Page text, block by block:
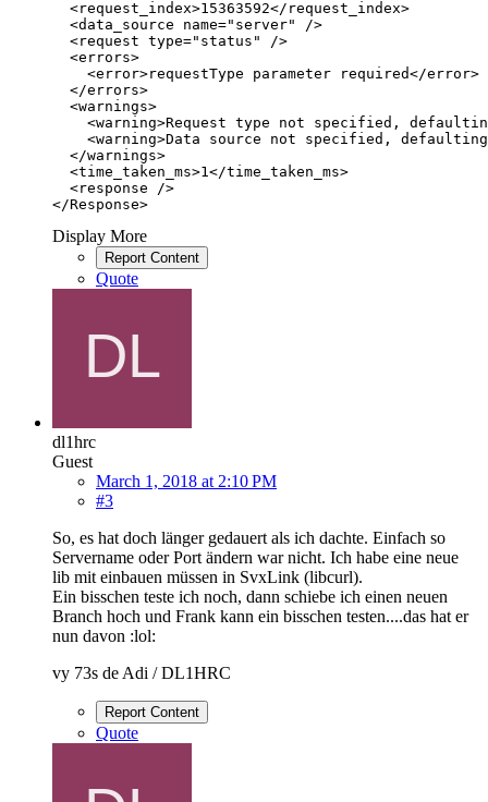
</Response>
Display More
Report Content
Quote
dl1hrc
Guest
March 1, 2018 at 2:10 PM
#3
So, es hat doch länger gedauert als ich dachte. Einfach so
Servername oder Port ändern war nicht. Ich habe eine neue
lib mit einbauen müssen in SvxLink (libcurl).
Ein bisschen teste ich noch, dann schiebe ich einen neuen
Branch hoch und Frank kann ein bisschen testen....das hat er
nun davon :lol:
vy 73s de Adi / DL1HRC
Report Content
Quote